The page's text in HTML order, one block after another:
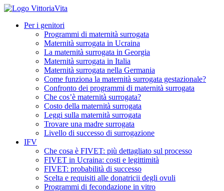
Per i genitori
Programmi di maternità surrogata
Maternità surrogata in Ucraina
La maternità surrogata in Georgia
Maternità surrogata in Italia
Maternità surrogata nella Germania
Come funziona la maternità surrogata gestazionale?
Confronto dei programmi di maternità surrogata
Che cos’è maternità surrogata?
Costo della maternità surrogata
Leggi sulla maternità surrogata
Trovare una madre surrogata
Livello di successo di surrogazione
IFV
Che cosa è FIVET: più dettagliato sul processo
FIVET in Ucraina: costi e legittimità
FIVET: probabilità di successo
Scelta e requisiti alle donatricii degli ovuli
Programmi di fecondazione in vitro